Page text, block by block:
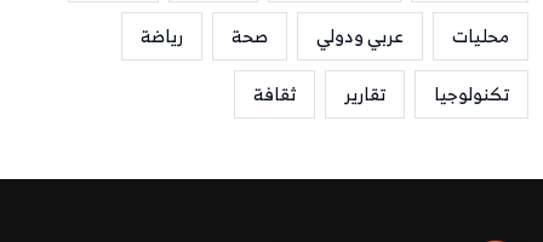
محليات
عربي ودولي صحة
رياضة
تكنولوجيا
تقارير ثقافة